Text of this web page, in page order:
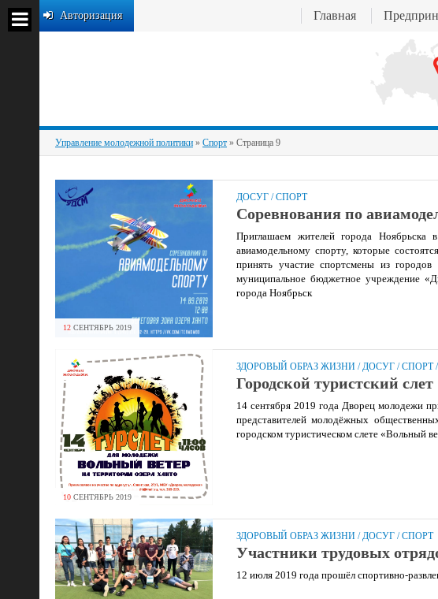
Авторизация Главная
Управление молодежной политики » Спорт » Страница 9
12 СЕНТЯБРЬ 2019
ДОСУГ /СПОРТ
Соревнования по
Приглашаем жителей города
авиамодельному спорту, которые
принять участие спортсмены из
муниципальное бюджетное учреждение
города Ноябрьск
10 СЕНТЯБРЬ 2019
ЗДОРОВЫЙ ОБРАЗ ЖИЗНИ /ДОСУГ /СПОРТ/
Городской туристский
14 сентября 2019 года Дворец молодежи
представителей молодёжных
городском туристическом слете «Вольный
ЗДОРОВЫЙ ОБРАЗ ЖИЗНИ /ДОСУГ /СПОРТ
Участники трудовых
12 июля 2019 года прошёл спортивно-